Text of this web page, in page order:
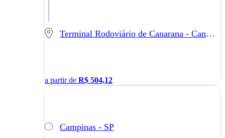
Terminal Rodoviário de Canarana - Canarana - MT
a partir de R$ 504,12
Campinas - SP